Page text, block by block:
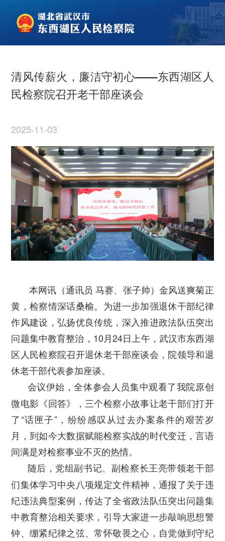
清风传薪火，廉洁守初心——东西湖区人
民检察院召开老干部座谈会
2025-11-03
本网讯（通讯员 马赛、张子帅）金风送爽菊正
黄，检察情深话桑榆。为进一步加强退休干部纪律
作风建设，弘扬优良传统，深入推进政法队伍突出
问题集中教育整治，10月24日上午，武汉市东西湖
区人民检察院召开退休老干部座谈会，院领导和退
休老干部代表参加座谈。
会议伊始，全体参会人员集中观看了我院原创
微电影《回答》，三个检察小故事让老干部们打开
了“话匣子”，纷纷感叹从过去办案条件的艰苦岁
月，到如今大数据赋能检察实战的时代变迁，言语
间满是对检察事业不灭的热情。
随后，党组副书记、副检察长王亮带领老干部
们集体学习中央八项规定文件精神，通报了关于违
纪违法典型案例，传达了全省政法队伍突出问题集
中教育整治相关要求，引导大家进一步敲响思想警
钟、绷紧纪律之弦、常怀敬畏之心，自觉做到守纪